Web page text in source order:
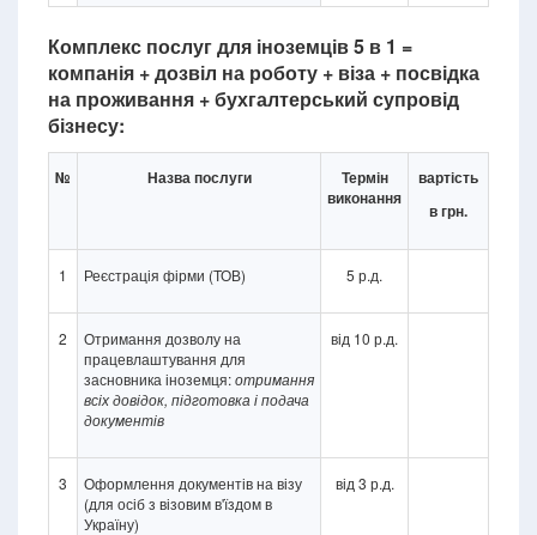
Комплекс послуг для іноземців 5 в 1 =
компанія + дозвіл на роботу + віза + посвідка
на проживання + бухгалтерський супровід
бізнесу:
№ Назва послуги
Термін
виконання
вартість
в грн.
1 Реєстрація фірми (ТОВ) 5 р.д.
2
Отримання дозволу на
працевлаштування для
засновника іноземця:отримання
всіх довідок, підготовка і подача
документів
від 10 р.д.
3
Оформлення документів на візу
(для осіб з візовим в'їздом в
Україну)
від 3 р.д.